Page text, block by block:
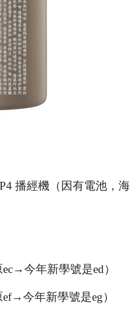
播經機（因有電池，
今年新學號是ed）
今年新學號是eg）